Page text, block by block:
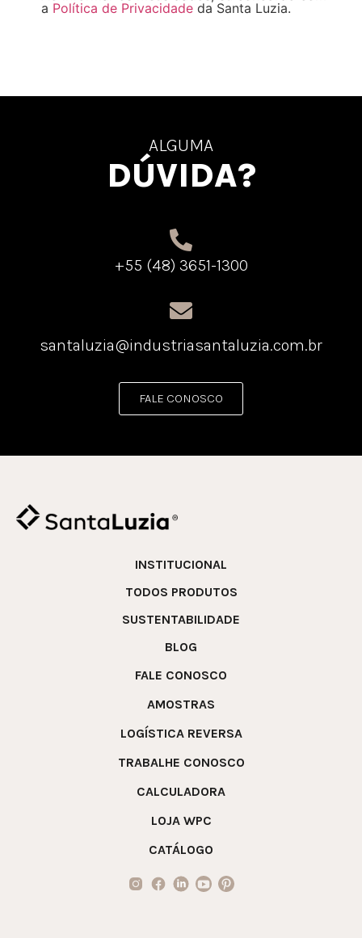
a Política de Privacidade da Santa Luzia.
ALGUMA
DÚVIDA?
+55 (48) 3651-1300
santaluzia@industriasantaluzia.com.br
FALE CONOSCO
INSTITUCIONAL
TODOS PRODUTOS
SUSTENTABILIDADE
BLOG
FALE CONOSCO
AMOSTRAS
LOGÍSTICA REVERSA
TRABALHE CONOSCO
CALCULADORA
LOJA WPC
CATÁLOGO